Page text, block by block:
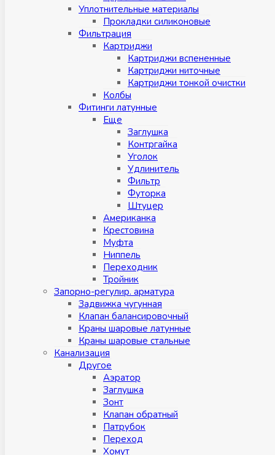
Уплотнительные материалы
Прокладки силиконовые
Фильтрация
Картриджи
Картриджи вспененные
Картриджи ниточные
Картриджи тонкой очистки
Колбы
Фитинги латунные
Eщe
Заглушка
Контргайка
Уголок
Удлинитель
Фильтр
Футорка
Штуцер
Американка
Крестовина
Муфта
Ниппель
Переходник
Тройник
Запорно-регулир. арматура
Задвижка чугунная
Клапан балансировочный
Краны шаровые латунные
Краны шаровые стальные
Канализация
Другое
Аэратор
Заглушкa
Зонт
Клапан обратный
Патрубок
Переход
Хомут